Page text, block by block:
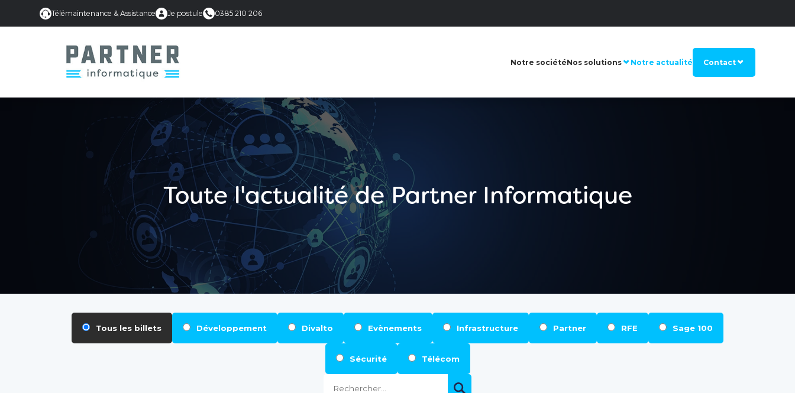
Télémaintenance & Assistance Je postule 0385 210 206
Notre sociétéNos solutions Notre actualité Contact
Toute l'actualité de Partner Informatique
Tous les billets Développement Divalto Evènements Infrastructure Partner RFE Sage 100
Sécurité Télécom